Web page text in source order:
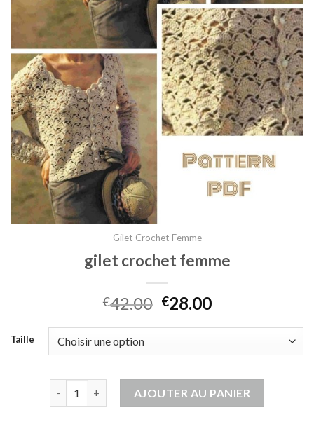
Gilet Crochet Femme
gilet crochet femme
€42.00 €28.00
Taille
AJOUTER AU PANIER